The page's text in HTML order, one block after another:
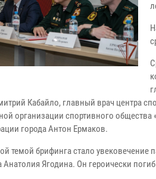
Кабайло, главный врач центра
организации спортивного
города Антон Ермаков.
темой брифинга стало
Анатолия Ягодина. Он героически